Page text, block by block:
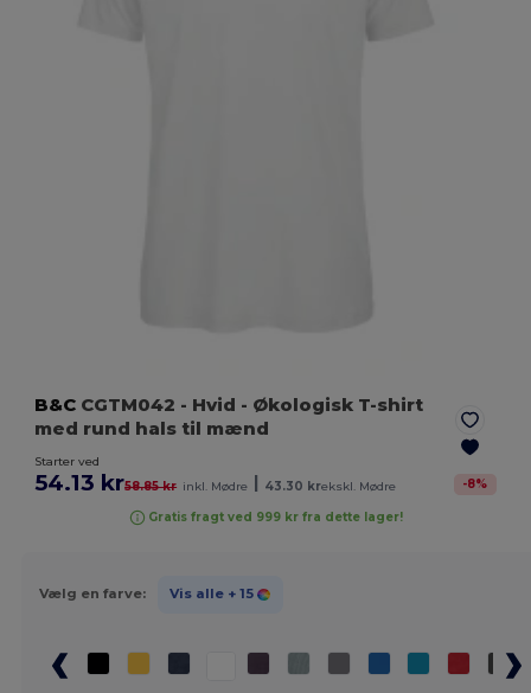
B&C CGTM042 - Hvid - Økologisk T-shirt
med rund hals til mænd
Starter ved
54.13 kr58.85 kr inkl. Mødre | 43.30 krekskl. Mødre -8%
Gratis fragt ved 999 kr fra dette lager!
Vælg en farve: Vis alle + 15